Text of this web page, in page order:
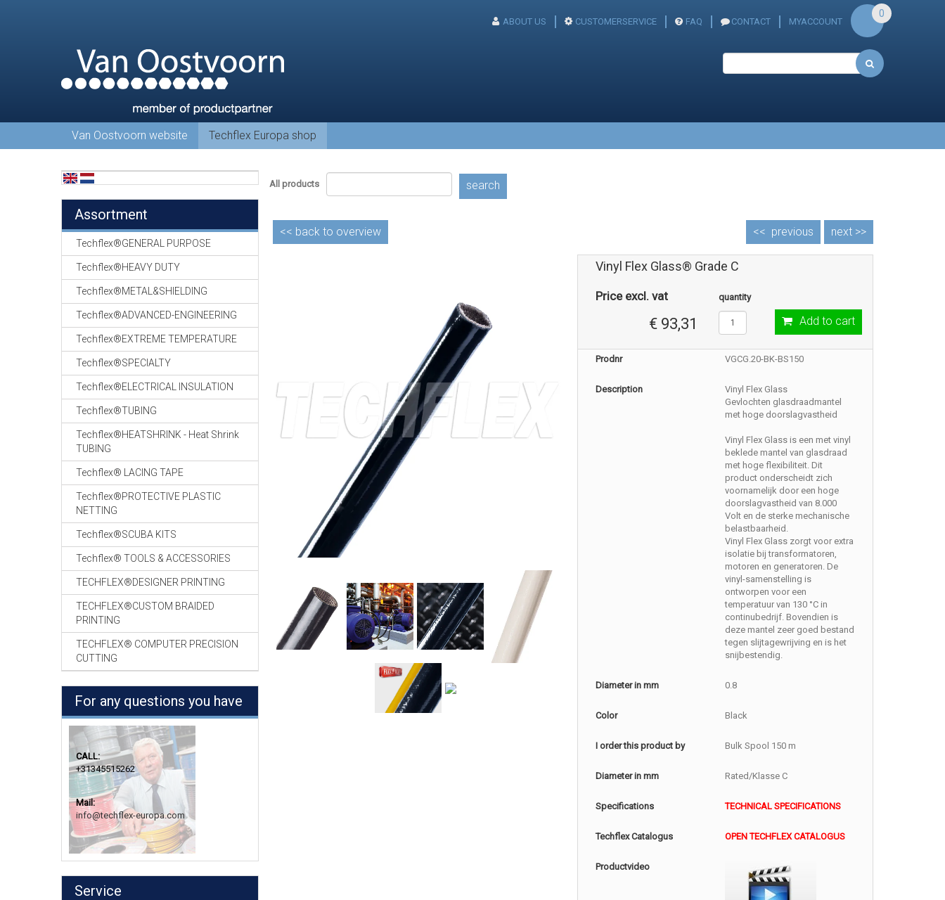
ABOUT US CUSTOMERSERVICE FAQ CONTACT MYACCOUNT
0
Van Oostvoorn website Techflex Europa shop
Assortment
Techflex®GENERAL PURPOSE
Techflex®HEAVY DUTY
Techflex®METAL&SHIELDING
Techflex®ADVANCED-ENGINEERING
Techflex®EXTREME TEMPERATURE
Techflex®SPECIALTY
Techflex®ELECTRICAL INSULATION
Techflex®TUBING
Techflex®HEATSHRINK - Heat Shrink
TUBING
Techflex® LACING TAPE
Techflex®PROTECTIVE PLASTIC
NETTING
Techflex®SCUBA KITS
Techflex® TOOLS & ACCESSORIES
TECHFLEX®DESIGNER PRINTING
TECHFLEX®CUSTOM BRAIDED
PRINTING
TECHFLEX® COMPUTER PRECISION
CUTTING
For any questions you have
CALL:
+31345515262
Mail:
info@techflex-europa.com
Service
All products search
<< back to overview next >>
<< previous
Vinyl Flex Glass® Grade C
Price excl. vat
€ 93,31
quantity
Add to cart
Prodnr VGCG.20-BK-BS150
Description
Vinyl Flex Glass
Gevlochten glasdraadmantel
met hoge doorslagvastheid
Vinyl Flex Glass is een met vinyl
beklede mantel van glasdraad
met hoge flexibiliteit. Dit
product onderscheidt zich
voornamelijk door een hoge
doorslagvastheid van 8.000
Volt en de sterke mechanische
belastbaarheid.
Vinyl Flex Glass zorgt voor extra
isolatie bij transformatoren,
motoren en generatoren. De
vinyl-samenstelling is
ontworpen voor een
temperatuur van 130 °C in
continubedrijf. Bovendien is
deze mantel zeer goed bestand
tegen slijtagewrijving en is het
snijbestendig.
Diameter in mm 0.8
Color Black
I order this product by Bulk Spool 150 m
Diameter in mm Rated/Klasse C
Specifications TECHNICAL SPECIFICATIONS
Techflex Catalogus OPEN TECHFLEX CATALOGUS
Productvideo